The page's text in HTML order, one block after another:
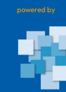
powered by